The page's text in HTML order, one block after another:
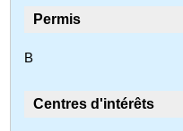
Permis
B
Centres d'intérêts